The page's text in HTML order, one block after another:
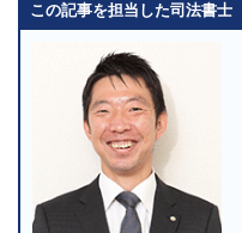
この記事を担当した司法書士